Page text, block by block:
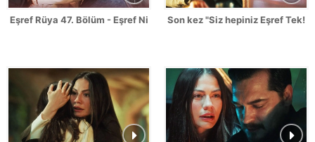
Eşref Rüya 47. Bölüm - Eşref Nisan SahneleriSon kez "Siz hepiniz Eşref Tek!"